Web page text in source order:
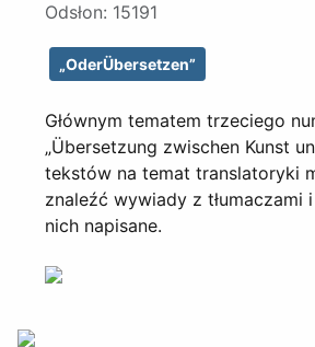
Odsłon: 15191
„OderÜbersetzen”
Głównym tematem trzeciego
„Übersetzung zwischen Kunst
tekstów na temat translatoryki
znaleźć wywiady z tłumaczami
nich napisane.